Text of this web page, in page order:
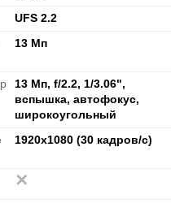
UFS 2.2
13 Мп
13 Мп, f/2.2, 1/3.06",
вспышка, автофокус,
широкоугольный
1920x1080 (30 кадров/с)